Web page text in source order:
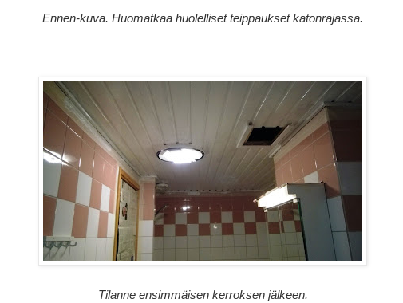
Ennen-kuva. Huomatkaa huolelliset teippaukset katonrajassa.
Tilanne ensimmäisen kerroksen jälkeen.